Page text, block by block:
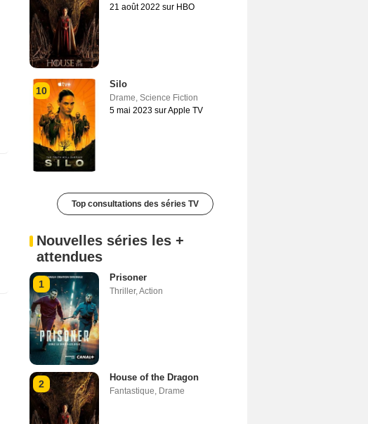
21 août 2022 sur HBO
10
Silo
Drame, Science Fiction
5 mai 2023 sur Apple TV
Top consultations des séries TV
Nouvelles séries les +
attendues
1
Prisoner
Thriller,Action
2
House of the Dragon
Fantastique, Drame